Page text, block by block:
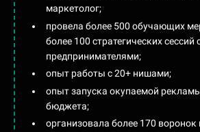
маркетолог;
провела более 500 обучающих
более 100 стратегических сессий
предпринимателями;
опыт работы с 20+ нишами;
опыт запуска окупаемой
бюджета;
организовала более 170